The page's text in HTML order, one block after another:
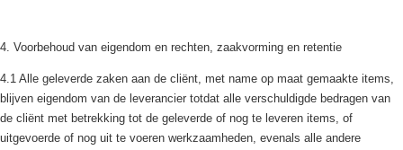
4. Voorbehoud van eigendom en rechten, zaakvorming en retentie
4.1 Alle geleverde zaken aan de cliënt, met name op maat gemaakte items,
blijven eigendom van de leverancier totdat alle verschuldigde bedragen van
de cliënt met betrekking tot de geleverde of nog te leveren items, of
uitgevoerde of nog uit te voeren werkzaamheden, evenals alle andere